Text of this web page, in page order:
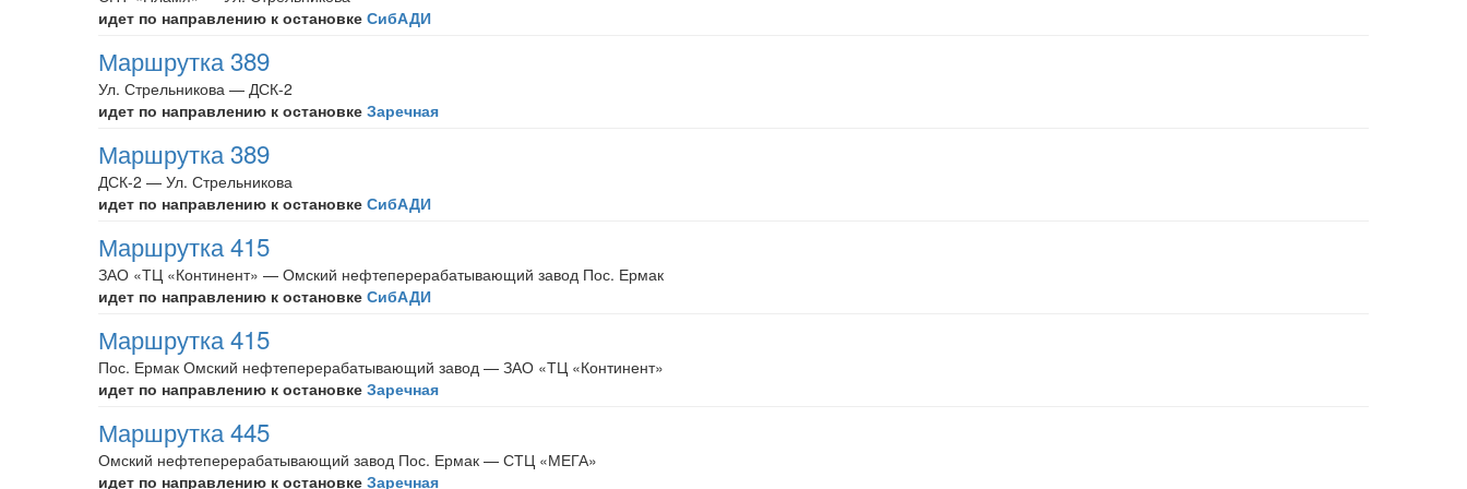
идет по направлению к остановке СибАДИ
Маршрутка 389
Ул. Стрельникова — ДСК-2
идет по направлению к остановке Заречная
Маршрутка 389
ДСК-2 — Ул. Стрельникова
идет по направлению к остановке СибАДИ
Маршрутка 415
ЗАО «ТЦ «Континент» — Омский нефтеперерабатывающий завод Пос. Ермак
идет по направлению к остановке СибАДИ
Маршрутка 415
Пос. Ермак Омский нефтеперерабатывающий завод — ЗАО «ТЦ «Континент»
идет по направлению к остановке Заречная
Маршрутка 445
Омский нефтеперерабатывающий завод Пос. Ермак — СТЦ «МЕГА»
идет по направлению к остановке Заречная